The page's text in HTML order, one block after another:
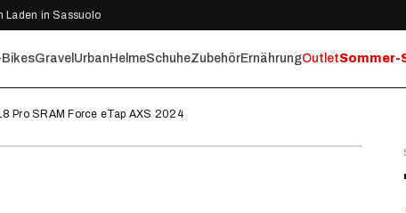
Laden in Sassuolo
BikesGravel Urban HelmeSchuheZubehörErnährungOutletSommer-
Pro SRAM Force eTap AXS 2024